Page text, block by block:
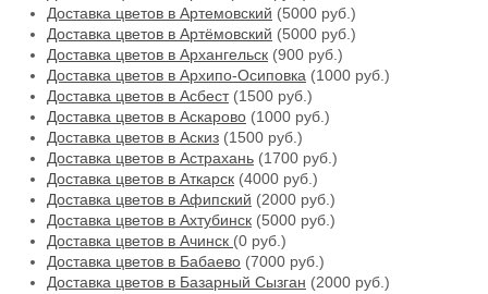
Доставка цветов в Артемовский (5000 руб.)
Доставка цветов в Артёмовский (5000 руб.)
Доставка цветов в Архангельск (900 руб.)
Доставка цветов в Архипо-Осиповка (1000 руб.)
Доставка цветов в Асбест(1500 руб.)
Доставка цветов в Аскарово (1000 руб.)
Доставка цветов в Аскиз (1500 руб.)
Доставка цветов в Астрахань (1700 руб.)
Доставка цветов в Аткарск (4000 руб.)
Доставка цветов в Афипский (2000 руб.)
Доставка цветов в Ахтубинск (5000 руб.)
Доставка цветов в Ачинск (0 руб.)
Доставка цветов в Бабаево (7000 руб.)
Доставка цветов в Базарный Сызган (2000 руб.)